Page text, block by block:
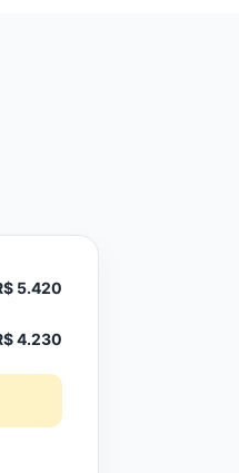
5.420
4.230